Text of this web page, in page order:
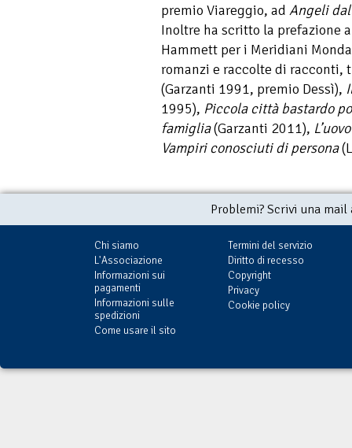
premio Viareggio, ad Angeli
Inoltre ha scritto la prefazione
Hammett per i Meridiani
romanzi e raccolte di racconti,
(Garzanti 1991, premio Dessì),
1995), Piccola città bastardo
famiglia(Garzanti 2011),
Vampiri conosciuti di persona
Problemi? Scrivi una
Chi siamo
L'Associazione
Informazioni sui
pagamenti
Informazioni sulle
spedizioni
Come usare il sito
Termini del servizio
Diritto di recesso
Copyright
Privacy
Cookie policy